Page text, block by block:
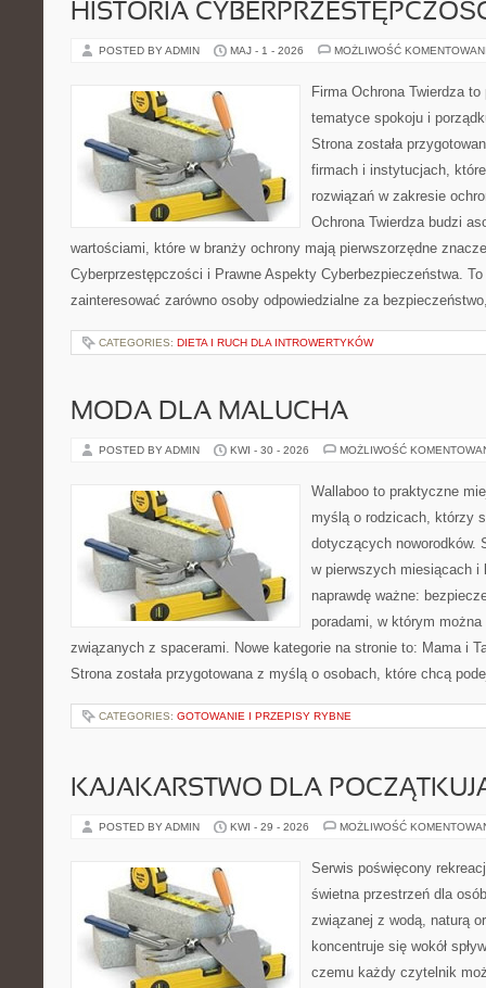
HISTORIA
POSTED BY ADMIN MAJ - 1 - 2026 MOŻLIWOŚĆ
Firma Ochrona Twierdza
tematyce spokoju i
Strona została
firmach i instytucjach,
rozwiązań w zakresie
Ochrona Twierdza budzi
wartościami, które w branży ochrony mają pierwszorzędne
Cyberprzestępczości i Prawne Aspekty Cyberbezpieczeństwa.
zainteresować zarówno osoby odpowiedzialne za
CATEGORIES: DIETA I RUCH DLA INTROWERTYKÓW
MODA DLA MALUCHA
POSTED BY ADMIN KWI - 30 - 2026 MOŻLIWOŚĆ
Wallaboo to praktyczne
myślą o rodzicach, którzy
dotyczących noworodków.
w pierwszych miesiącach
naprawdę ważne:
poradami, w którym
związanych z spacerami. Nowe kategorie na stronie to: Mama i
Strona została przygotowana z myślą o osobach, które chcą
CATEGORIES: GOTOWANIE I PRZEPISY RYBNE
KAJAKARSTWO DLA
POSTED BY ADMIN KWI - 29 - 2026 MOŻLIWOŚĆ
Serwis poświęcony
świetna przestrzeń dla
związanej z wodą, naturą
koncentruje się wokół
czemu każdy czytelnik